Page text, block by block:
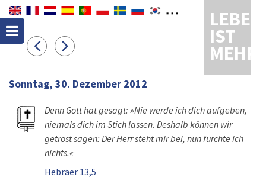
LEBEN
IST
MEHR
Sonntag, 30. Dezember 2012
Denn Gott hat gesagt: »Nie werde ich dich aufgeben,
niemals dich im Stich lassen. Deshalb können wir
getrost sagen: Der Herr steht mir bei, nun fürchte ich
nichts.«
Hebräer 13,5